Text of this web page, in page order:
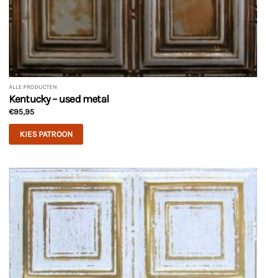
ALLE PRODUCTEN
Kentucky – used metal
€95,95
KIES PATROON